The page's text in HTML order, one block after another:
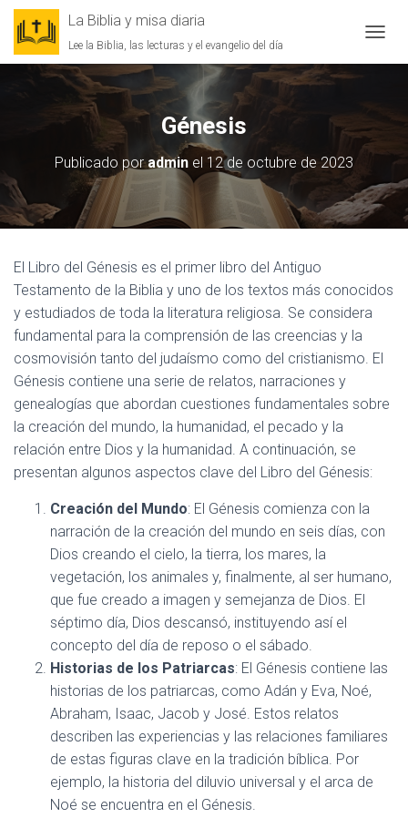
La Biblia y misa diaria
Lee la Biblia, las lecturas y el evangelio del día
Génesis
Publicado poradmin el 12 de octubre de 2023
El Libro del Génesis es el primer libro del Antiguo
Testamento de la Biblia y uno de los textos más conocidos
y estudiados de toda la literatura religiosa. Se considera
fundamental para la comprensión de las creencias y la
cosmovisión tanto del judaísmo como del cristianismo. El
Génesis contiene una serie de relatos, narraciones y
genealogías que abordan cuestiones fundamentales sobre
la creación del mundo, la humanidad, el pecado y la
relación entre Dios y la humanidad. A continuación, se
presentan algunos aspectos clave del Libro del Génesis:
Creación del Mundo: El Génesis comienza con la
narración de la creación del mundo en seis días, con
Dios creando el cielo, la tierra, los mares, la
vegetación, los animales y, finalmente, al ser humano,
que fue creado a imagen y semejanza de Dios. El
séptimo día, Dios descansó, instituyendo así el
concepto del día de reposo o el sábado.
Historias de los Patriarcas: El Génesis contiene las
historias de los patriarcas, como Adán y Eva, Noé,
Abraham, Isaac, Jacob y José. Estos relatos
describen las experiencias y las relaciones familiares
de estas figuras clave en la tradición bíblica. Por
ejemplo, la historia del diluvio universal y el arca de
Noé se encuentra en el Génesis.